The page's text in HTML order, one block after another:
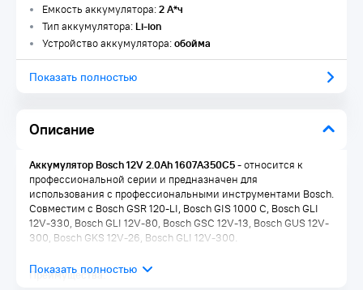
Описание
Емкость аккумулятора:2 А*ч
Тип аккумулятора:Li-ion
Устройство аккумулятора:обойма
Показать полностью
Аккумулятор Bosch 12V 2.0Ah 1607A350C5- относится к
профессиональной серии и предназначен для
использования с профессиональными инструментами Bosch.
Совместим c Bosch GSR 120-LI, Bosch GIS 1000 C, Bosch GLI
12V-330, Bosch GLI 12V-80, Bosch GSC 12V-13, Bosch GUS 12V-
300, Bosch GKS 12V-26, Bosch GLI 12V-300.
Преимущества: